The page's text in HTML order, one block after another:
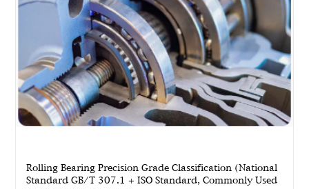
Rolling Bearing Precision Grade Classification (National
Standard GB/T 307.1 + ISO Standard, Commonly Used